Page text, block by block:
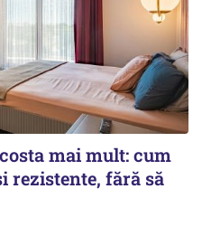
mai mult: cum
rezistente, fără să